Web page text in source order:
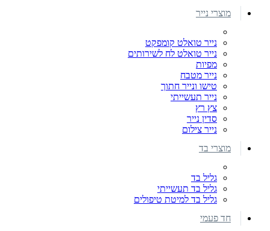
מוצרי נייר
נייר טואלט קומפקט
נייר טואלט לח לשירותים
מפיות
נייר מטבח
טישו ונייר חתוך
נייר תעשייתי
צץ רץ
סדין נייר
נייר צילום
מוצרי בד
גליל בד
גליל בד תעשייתי
גליל בד למיטת טיפולים
חד פעמי